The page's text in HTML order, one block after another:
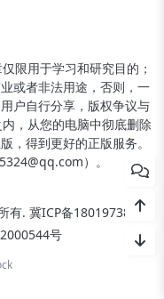
限用于学习和研究目的；
或者非法用途，否则，一
户自行分享，版权争议与
，从您的电脑中彻底删除
，得到更好的正版服务。
）。
有. 冀ICP备18019738号
号